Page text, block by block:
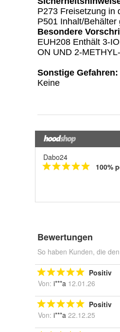
Dabo24
100%
Bewertungen
So haben Kunden, die
Positiv
Von: i***a 12.01.26
Positiv
Von: i***a 22.12.25